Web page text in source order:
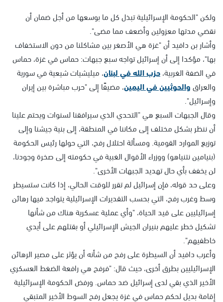
ولكن "الحكومة الإسرائيلية تبذل كل ما بوسعها من أجل ضمان أن
نقضي مدتها معزولين وأضعف مما مضى".
وأشار بن دافيد أن "غزة هي الأصغر بين مشاكلنا من دون الاستخفاف
بها"، مؤكدا إلى أن إسرائيل تواجه سبع جبهات: حماس في غزة، حماس
في الضفة الغربية،حزب الله في لبنان، ميليشيات شيعية في سورية
والعراقوالحوثيين في اليمين، مضيفًا إلى "حرب مباشرة بين إيران
وإسرائيل".
وقال الجبهات السبع هي "التحدي الذي سيرافقنا لسنوات ويحتم علينا
أن ننظر بشكل مختلف إلى مكاننا في المنطقة، إلى بنية جيشنا وإلى
توزيع الموارد القومية. ومسألة احتلال رفح، التي حولها رئيس الحكومة
(بنيامين نتنياهو) ووزراء الأقوال الغبية في حكومته إلى صخرة وجودنا،
لن يخفف بأي حال تهديد الجبهات الأخرى".
وعلى حد قوله، فإن إسرائيل لم تقرر للوقت الحالي، إذا كانت ستسيطر
وسط وغرب رفح، التي بحسب التقديرات الإسرائيلية يتواجد فيها رهائن
إسرائيليين على قيد الحياة، "وأي عملية عسكرية هناك من شأنها
تشكيل خطر عليهم بنيران الجيش الإسرائيلي أو بقتلهم على أيدي
خاطفيهم".
وأعرب دافيد أن السيطرة على رفح من شأنه أن يؤثر على مصير الرهائن
الإسرائيليين بطرق أخرى، حيث قال: "فرفح هي رافعة الضغط العسكري
الأخير الذي بقي لدى إسرائيل ضد حماس. ورفض الحكومة الإسرائيلية
إقامة بديل لحكم حماس في غزة يجعل رفح السوط الأخير المتبقي